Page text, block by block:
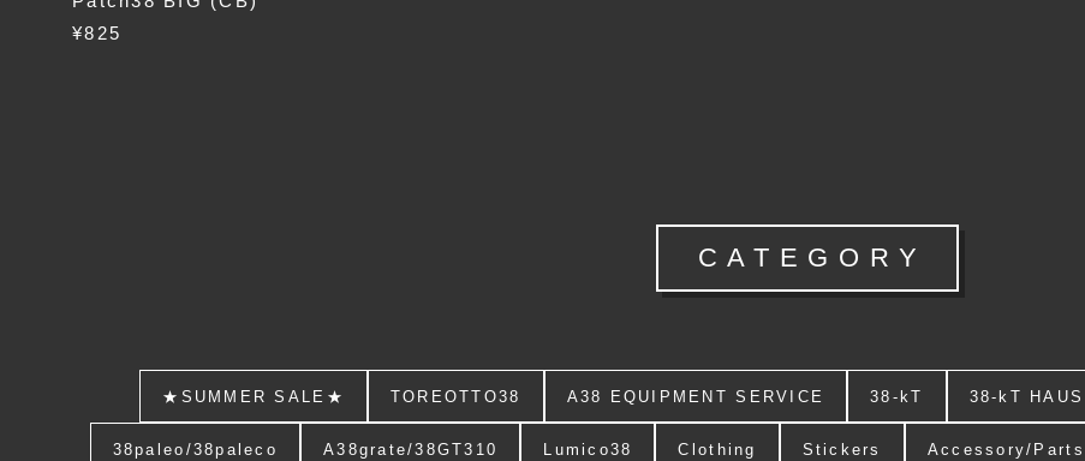
¥825
CATEGORY
★SUMMER SALE★ TOREOTTO38 A38 EQUIPMENT SERVICE 38-kT 38-kT HAUS
38paleo/38paleco A38grate/38GT310 Lumico38 Clothing Stickers Accessory/Parts